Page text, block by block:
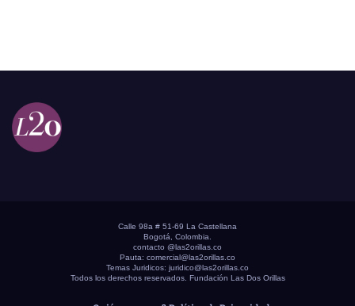
Calle 98a # 51-69 La Castellana
Bogotá, Colombia.
contacto @las2orillas.co
Pauta: comercial@las2orillas.co
Temas Juridicos: juridico@las2orillas.co
Todos los derechos reservados. Fundación Las Dos Orillas